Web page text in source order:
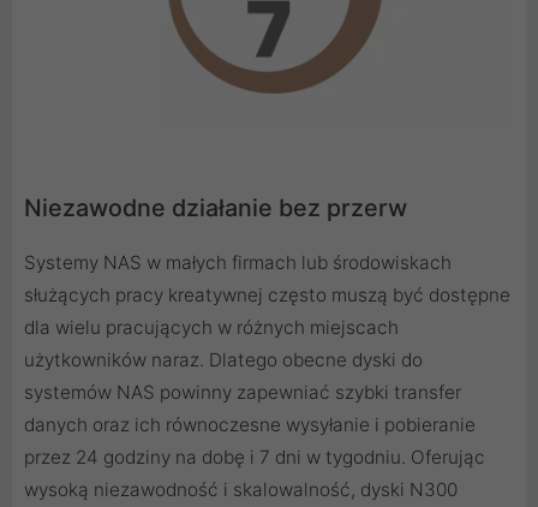
Niezawodne działanie bez przerw
Systemy NAS w małych firmach lub środowiskach
służących pracy kreatywnej często muszą być dostępne
dla wielu pracujących w różnych miejscach
użytkowników naraz. Dlatego obecne dyski do
systemów NAS powinny zapewniać szybki transfer
danych oraz ich równoczesne wysyłanie i pobieranie
przez 24 godziny na dobę i 7 dni w tygodniu. Oferując
wysoką niezawodność i skalowalność, dyski N300